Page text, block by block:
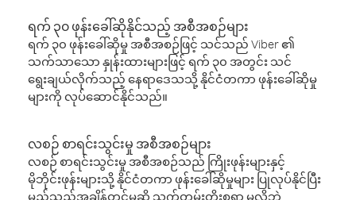
ရက် ၃၀ ဖုန်းခေါ်ဆိုနိုင်သည့် အစီအစဉ်များ
ရက် ၃၀ ဖုန်းခေါ်ဆိုမှု အစီအစဉ်ဖြင့် သင်သည် Viber ၏
သက်သာသော နှုန်းထားများဖြင့် ရက် ၃၀ အတွင်း သင်
ရွေးချယ်လိုက်သည့် နေရာဒေသသို့ နိုင်ငံတကာ ဖုန်းခေါ်ဆိုမှု
များကို လုပ်ဆောင်နိုင်သည်။
လစဉ် စာရင်းသွင်းမှု အစီအစဉ်များ
လစဉ် စာရင်းသွင်းမှု အစီအစဉ်သည် ကြိုးဖုန်းများနှင့်
မိုဘိုင်းဖုန်းများသို့ နိုင်ငံတကာ ဖုန်းခေါ်ဆိုမှုများ ပြုလုပ်နိုင်ပြီး
မည်သည့်အချိန်တွင်မဆို သက်တမ်းတိုးစရာ မလိုဘဲ